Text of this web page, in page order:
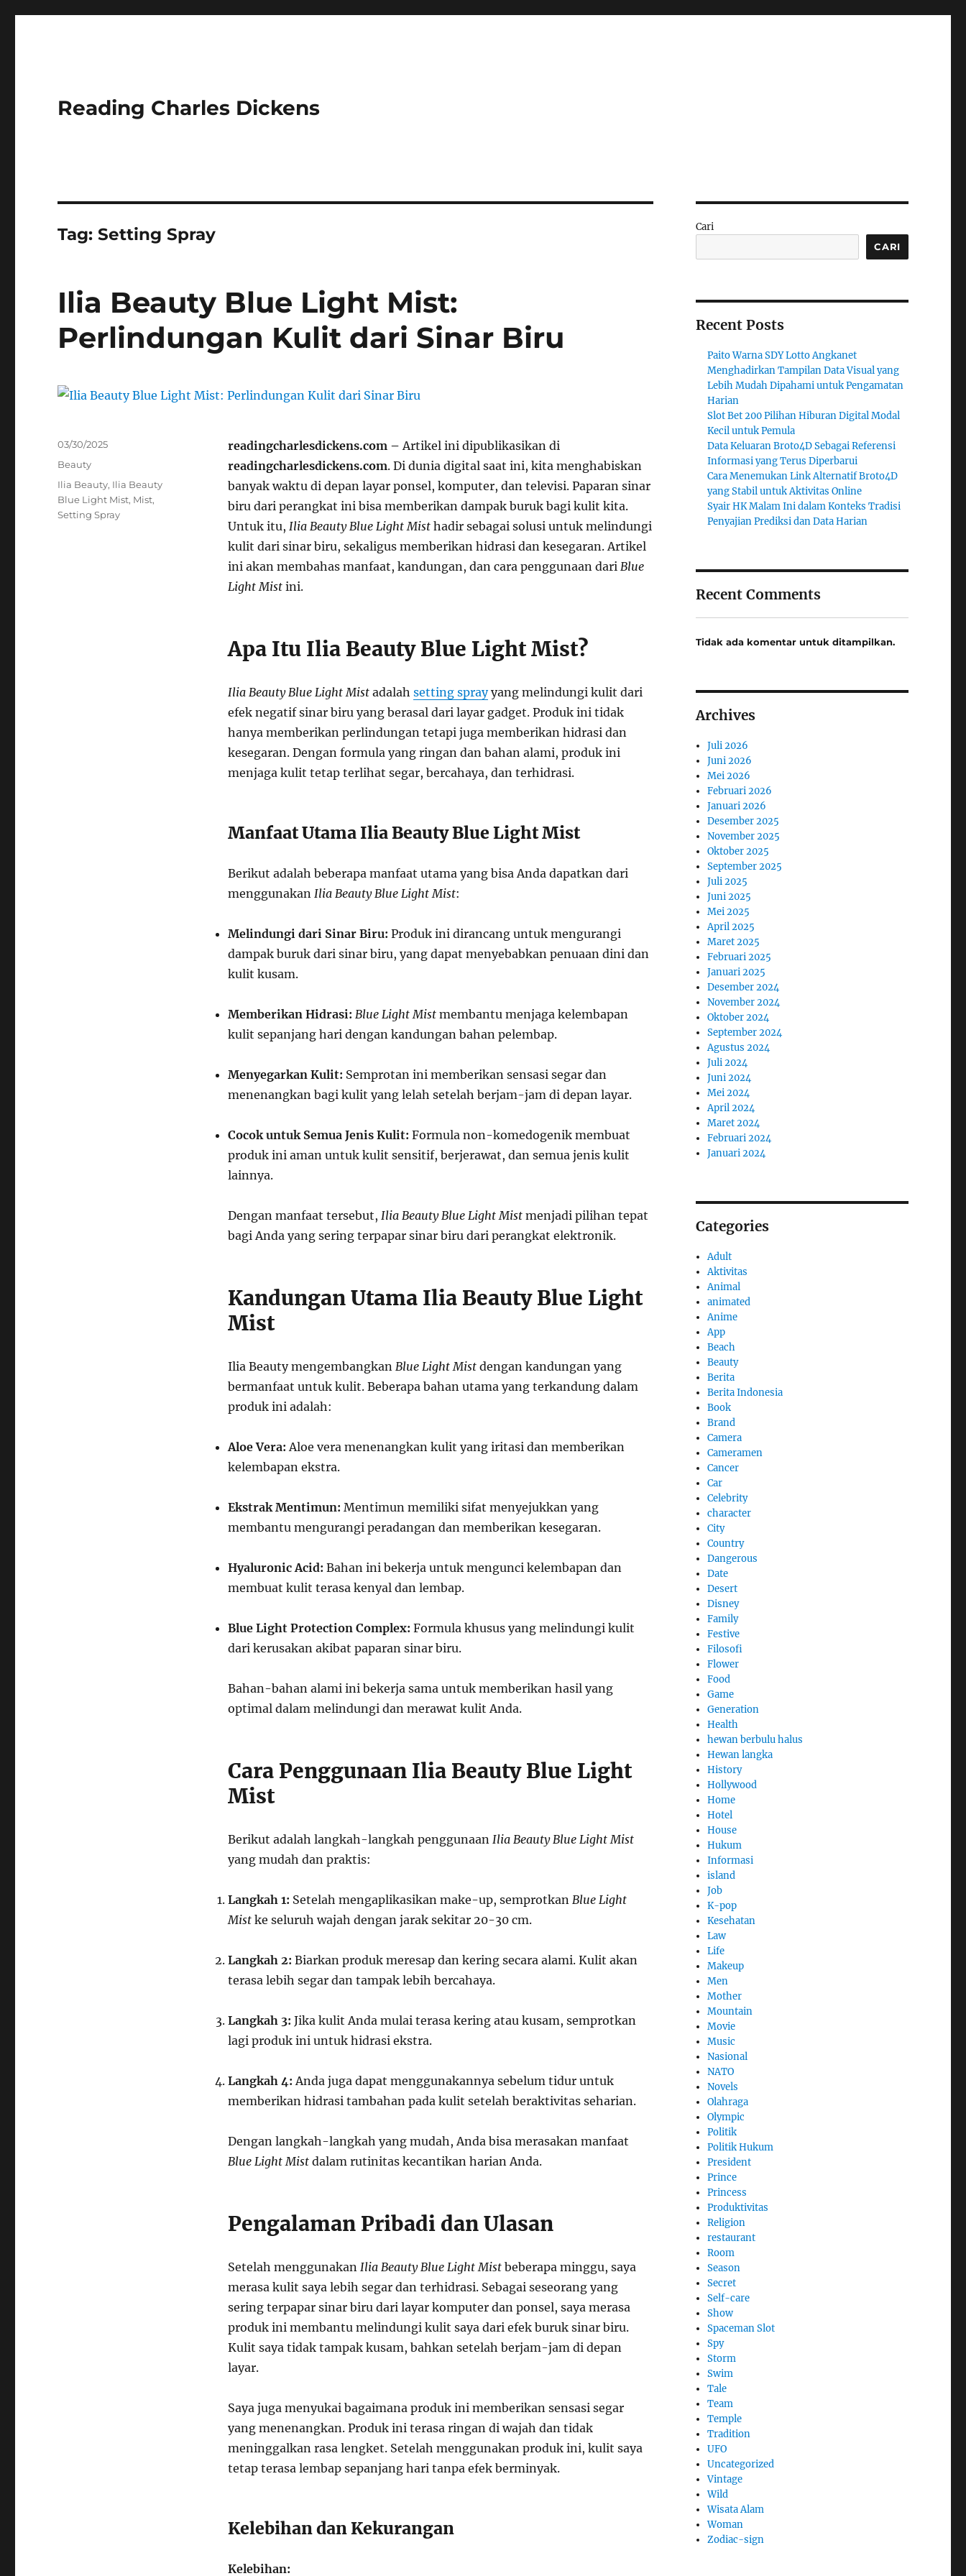
Reading Charles Dickens
Tag:Setting Spray
Ilia Beauty Blue Light Mist:
Perlindungan Kulit dari Sinar Biru
readingcharlesdickens.com –Artikel ini dipublikasikan di
readingcharlesdickens.com. Di dunia digital saat ini, kita menghabiskan
banyak waktu di depan layar ponsel, komputer, dan televisi. Paparan sinar
biru dari perangkat ini bisa memberikan dampak buruk bagi kulit kita.
Untuk itu, Ilia Beauty Blue Light Misthadir sebagai solusi untuk melindungi
kulit dari sinar biru, sekaligus memberikan hidrasi dan kesegaran. Artikel
ini akan membahas manfaat, kandungan, dan cara penggunaan dari Blue
Light Mistini.
Apa Itu Ilia Beauty Blue Light Mist?
Ilia Beauty Blue Light Mistadalah setting sprayyang melindungi kulit dari
efek negatif sinar biru yang berasal dari layar gadget. Produk ini tidak
hanya memberikan perlindungan tetapi juga memberikan hidrasi dan
kesegaran. Dengan formula yang ringan dan bahan alami, produk ini
menjaga kulit tetap terlihat segar, bercahaya, dan terhidrasi.
Manfaat Utama Ilia Beauty Blue Light Mist
Berikut adalah beberapa manfaat utama yang bisa Anda dapatkan dari
menggunakan Ilia Beauty Blue Light Mist:
Melindungi dari Sinar Biru: Produk ini dirancang untuk mengurangi
dampak buruk dari sinar biru, yang dapat menyebabkan penuaan dini dan
kulit kusam.
Memberikan Hidrasi: Blue Light Mistmembantu menjaga kelembapan
kulit sepanjang hari dengan kandungan bahan pelembap.
Menyegarkan Kulit: Semprotan ini memberikan sensasi segar dan
menenangkan bagi kulit yang lelah setelah berjam-jam di depan layar.
Cocok untuk Semua Jenis Kulit: Formula non-komedogenik membuat
produk ini aman untuk kulit sensitif, berjerawat, dan semua jenis kulit
lainnya.
Dengan manfaat tersebut, Ilia Beauty Blue Light Mistmenjadi pilihan tepat
bagi Anda yang sering terpapar sinar biru dari perangkat elektronik.
Kandungan Utama Ilia Beauty Blue Light
Mist
Ilia Beauty mengembangkan Blue Light Mistdengan kandungan yang
bermanfaat untuk kulit. Beberapa bahan utama yang terkandung dalam
produk ini adalah:
Aloe Vera: Aloe vera menenangkan kulit yang iritasi dan memberikan
kelembapan ekstra.
Ekstrak Mentimun: Mentimun memiliki sifat menyejukkan yang
membantu mengurangi peradangan dan memberikan kesegaran.
Hyaluronic Acid: Bahan ini bekerja untuk mengunci kelembapan dan
membuat kulit terasa kenyal dan lembap.
Blue Light Protection Complex: Formula khusus yang melindungi kulit
dari kerusakan akibat paparan sinar biru.
Bahan-bahan alami ini bekerja sama untuk memberikan hasil yang
optimal dalam melindungi dan merawat kulit Anda.
Cara Penggunaan Ilia Beauty Blue Light
Mist
Berikut adalah langkah-langkah penggunaan Ilia Beauty Blue Light Mist
yang mudah dan praktis:
Langkah 1: Setelah mengaplikasikan make-up, semprotkan Blue Light
Mistke seluruh wajah dengan jarak sekitar 20-30 cm.
Langkah 2: Biarkan produk meresap dan kering secara alami. Kulit akan
terasa lebih segar dan tampak lebih bercahaya.
Langkah 3: Jika kulit Anda mulai terasa kering atau kusam, semprotkan
lagi produk ini untuk hidrasi ekstra.
Langkah 4: Anda juga dapat menggunakannya sebelum tidur untuk
memberikan hidrasi tambahan pada kulit setelah beraktivitas seharian.
Dengan langkah-langkah yang mudah, Anda bisa merasakan manfaat
Blue Light Mistdalam rutinitas kecantikan harian Anda.
Pengalaman Pribadi dan Ulasan
Setelah menggunakan Ilia Beauty Blue Light Mistbeberapa minggu, saya
merasa kulit saya lebih segar dan terhidrasi. Sebagai seseorang yang
sering terpapar sinar biru dari layar komputer dan ponsel, saya merasa
produk ini membantu melindungi kulit saya dari efek buruk sinar biru.
Kulit saya tidak tampak kusam, bahkan setelah berjam-jam di depan
layar.
Saya juga menyukai bagaimana produk ini memberikan sensasi segar
yang menenangkan. Produk ini terasa ringan di wajah dan tidak
meninggalkan rasa lengket. Setelah menggunakan produk ini, kulit saya
tetap terasa lembap sepanjang hari tanpa efek berminyak.
Kelebihan dan Kekurangan
Kelebihan:
Posted
03/30/2025
Categories
Beauty
Tags
Ilia Beauty, Ilia Beauty
Blue Light Mist, Mist,
Setting Spray
Cari
CARI
Recent Posts
Paito Warna SDY Lotto Angkanet
Menghadirkan Tampilan Data Visual yang
Lebih Mudah Dipahami untuk Pengamatan
Harian
Slot Bet 200 Pilihan Hiburan Digital Modal
Kecil untuk Pemula
Data Keluaran Broto4D Sebagai Referensi
Informasi yang Terus Diperbarui
Cara Menemukan Link Alternatif Broto4D
yang Stabil untuk Aktivitas Online
Syair HK Malam Ini dalam Konteks Tradisi
Penyajian Prediksi dan Data Harian
Recent Comments
Tidak ada komentar untuk ditampilkan.
Archives
Juli 2026
Juni 2026
Mei 2026
Februari 2026
Januari 2026
Desember 2025
November 2025
Oktober 2025
September 2025
Juli 2025
Juni 2025
Mei 2025
April 2025
Maret 2025
Februari 2025
Januari 2025
Desember 2024
November 2024
Oktober 2024
September 2024
Agustus 2024
Juli 2024
Juni 2024
Mei 2024
April 2024
Maret 2024
Februari 2024
Januari 2024
Categories
Adult
Aktivitas
Animal
animated
Anime
App
Beach
Beauty
Berita
Berita Indonesia
Book
Brand
Camera
Cameramen
Cancer
Car
Celebrity
character
City
Country
Dangerous
Date
Desert
Disney
Family
Festive
Filosofi
Flower
Food
Game
Generation
Health
hewan berbulu halus
Hewan langka
History
Hollywood
Home
Hotel
House
Hukum
Informasi
island
Job
K-pop
Kesehatan
Law
Life
Makeup
Men
Mother
Mountain
Movie
Music
Nasional
NATO
Novels
Olahraga
Olympic
Politik
Politik Hukum
President
Prince
Princess
Produktivitas
Religion
restaurant
Room
Season
Secret
Self-care
Show
Spaceman Slot
Spy
Storm
Swim
Tale
Team
Temple
Tradition
UFO
Uncategorized
Vintage
Wild
Wisata Alam
Woman
Zodiac-sign